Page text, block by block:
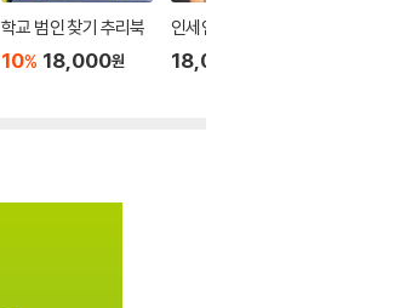
학교 범인 찾기 추리북
10% 18,000원
인세인 2
18,000